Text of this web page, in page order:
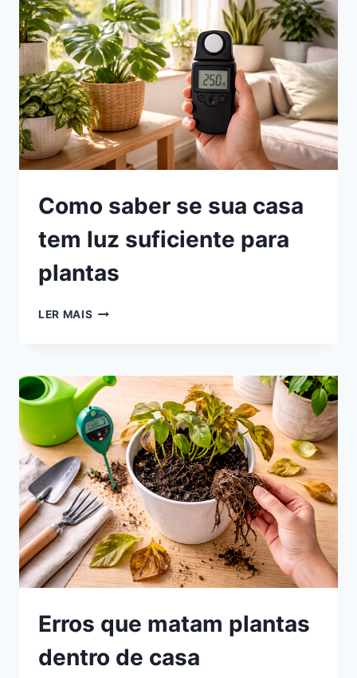
GARANTIR
LUZ,
EQUILÍBRIO
E
CRESCIMENTO
SAUDÁVEL
Como saber se sua casa
tem luz suficiente para
plantas
LER MAIS COMO
CASA
TEM
LUZ
SUFICIENTE
PARA
PLANTAS
Erros que matam plantas
dentro de casa